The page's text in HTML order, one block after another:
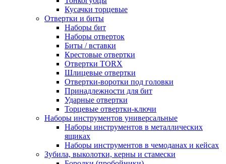
Кусачки торцевые
Отвертки и биты
Наборы бит
Наборы отверток
Биты / вставки
Крестовые отвертки
Отвертки TORX
Шлицевые отвертки
Отвертки-воротки под головки
Принадлежности для бит
Ударные отвертки
Торцевые отвертки-ключи
Наборы инструментов универсальные
Наборы инструментов в металлических
ящиках
Наборы инструментов в чемоданах и кейсах
Зубила, выколотки, керны и стамески